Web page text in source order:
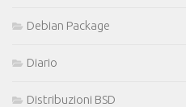
Debian Package
Diario
Distribuzioni BSD